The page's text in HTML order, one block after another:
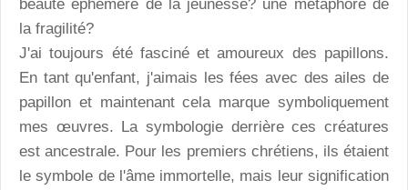
beauté éphémère de la jeunesse? une métaphore de
la fragilité?
J'ai toujours été fasciné et amoureux des papillons.
En tant qu'enfant, j'aimais les fées avec des ailes de
papillon et maintenant cela marque symboliquement
mes œuvres. La symbologie derrière ces créatures
est ancestrale. Pour les premiers chrétiens, ils étaient
le symbole de l'âme immortelle, mais leur signification